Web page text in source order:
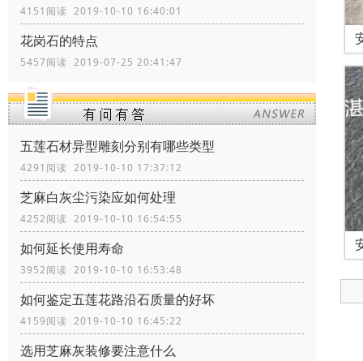
4151阅读 2019-10-10 16:40:01
花岗石的特点
5457阅读 2019-07-25 20:41:47
五莲石材异型雕刻分别有哪些类型
4291阅读 2019-10-10 17:37:12
芝麻白灰尘污染应如何处理
4252阅读 2019-10-10 16:54:55
如何延长使用寿命
3952阅读 2019-10-10 16:53:48
如何鉴定五莲花路沿石质量的好坏
4159阅读 2019-10-10 16:45:22
选用芝麻灰装修要注意什么